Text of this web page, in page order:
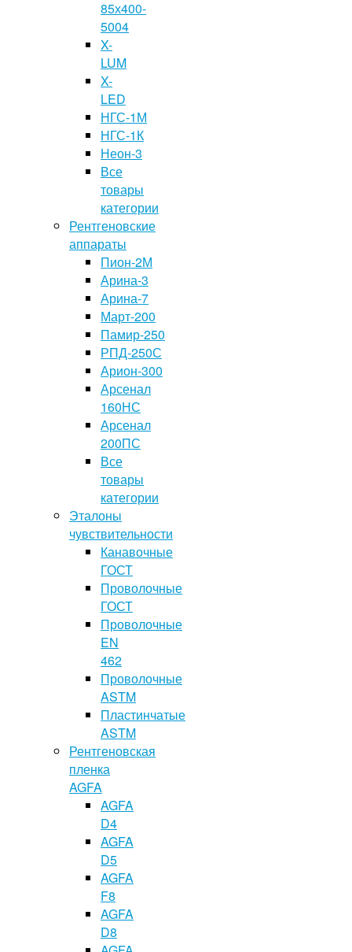
85х400-
5004
X-
LUM
X-
LED
НГС-1М
НГС-1К
Неон-3
Все
товары
категории
Рентгеновские
аппараты
Пион-2М
Арина-3
Арина-7
Март-200
Памир-250
РПД-250С
Арион-300
Арсенал
160НС
Арсенал
200ПС
Все
товары
категории
Эталоны
чувствительности
Канавочные
ГОСТ
Проволочные
ГОСТ
Проволочные
EN
462
Проволочные
ASTM
Пластинчатые
ASTM
Рентгеновская
пленка
AGFA
AGFA
D4
AGFA
D5
AGFA
F8
AGFA
D8